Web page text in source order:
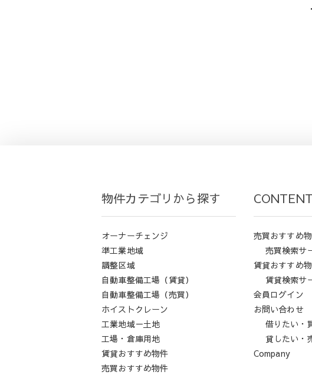
物件カテゴリから探す
オーナーチェンジ
準工業地域
調整区域
自動車整備工場（賃貸）
自動車整備工場（売買）
ホイストクレーン
工業地域－土地
工場・倉庫用地
賃貸おすすめ物件
売買おすすめ物件
売買おすすめ
売買検索サ
賃貸おすすめ
賃貸検索サ
会員ログイン
お問い合わせ
借りたい・
貸したい・
Company